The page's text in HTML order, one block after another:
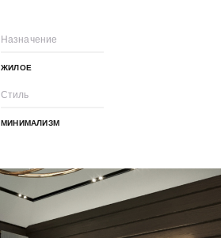
Назначение
ЖИЛОЕ
Стиль
МИНИМАЛИЗМ